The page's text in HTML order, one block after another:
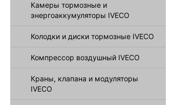
Камеры тормозные и
энергоаккумуляторы IVECO
Колодки и диски тормозные IVECO
Компрессор воздушный IVECO
Краны, клапана и модуляторы
IVECO